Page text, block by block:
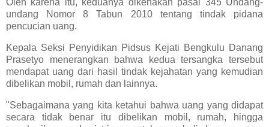
Oleh karena itu, keduanya dikenakan pasal 345 Undang-
undang Nomor 8 Tabun 2010 tentang tindak pidana
pencucian uang.
Kepala Seksi Penyidikan Pidsus Kejati Bengkulu Danang
Prasetyo menerangkan bahwa kedua tersangka tersebut
mendapat uang dari hasil tindak kejahatan yang kemudian
dibelikan mobil, rumah dan lainnya.
"Sebagaimana yang kita ketahui bahwa uang yang didapat
secara tidak benar itu dibelikan mobil, rumah, hingga